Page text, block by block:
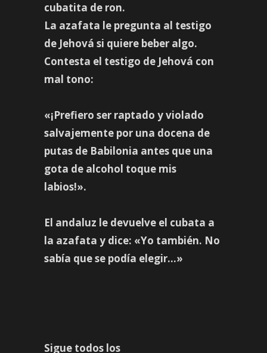
cubatita de ron.
La azafata le pregunta al testigo
de Jehová si quiere beber algo.
Contesta el testigo de Jehová con
mal tono:
«¡Prefiero ser raptado y violado
salvajemente por una docena de
putas de Babilonia antes que una
gota de alcohol toque mis
labios!».
El andaluz le devuelve el cubata a
la azafata y dice: «Yo también. No
sabía que se podía elegir…»
Sigue todos los